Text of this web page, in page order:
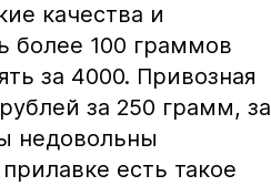
качества и
более 100 граммов
за 4000. Привозная
за 250 грамм, за
недовольны
есть такое